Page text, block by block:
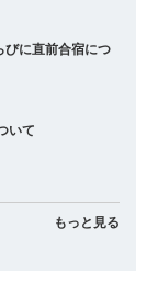
びに直前合宿につ
いて
もっと見る